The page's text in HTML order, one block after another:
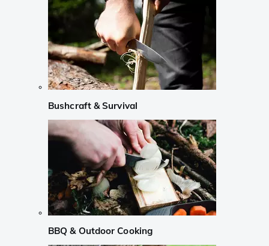
Bushcraft & Survival
BBQ & Outdoor Cooking